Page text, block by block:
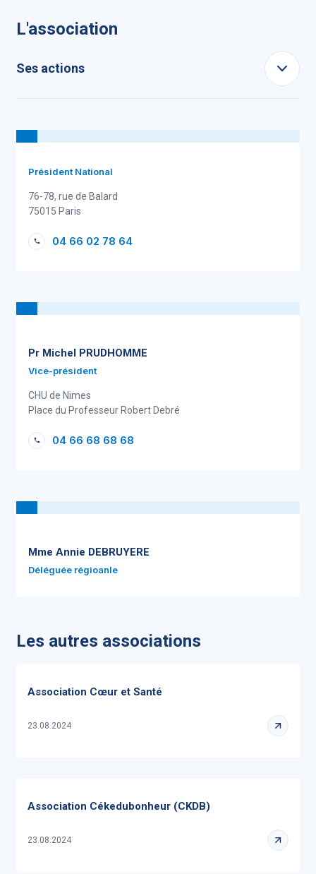
L'association
Ses actions
Président National
76-78, rue de Balard
75015 Paris
04 66 02 78 64
Pr Michel PRUDHOMME
Vice-président
CHU de Nimes
Place du Professeur Robert Debré
04 66 68 68 68
Mme Annie DEBRUYERE
Déléguée régioanle
Les autres associations
Association Cœur et Santé
23.08.2024
Association Cékedubonheur (CKDB)
23.08.2024